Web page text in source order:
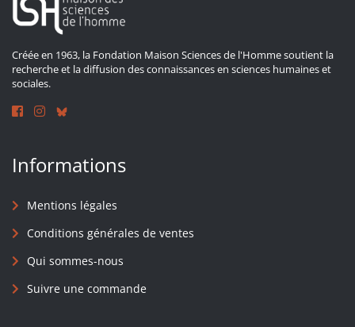
Créée en 1963, la Fondation Maison Sciences de l'Homme soutient la
recherche et la diffusion des connaissances en sciences humaines et
sociales.
Informations
Mentions légales
Conditions générales de ventes
Qui sommes-nous
Suivre une commande